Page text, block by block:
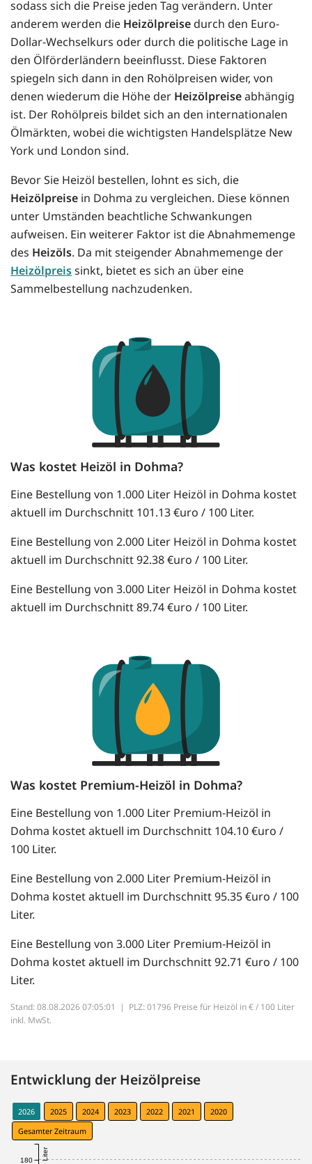
sodass sich die Preise jeden Tag verändern. Unter
anderem werden die Heizölpreise durch den Euro-
Dollar-Wechselkurs oder durch die politische Lage in
den Ölförderländern beeinflusst. Diese Faktoren
spiegeln sich dann in den Rohölpreisen wider, von
denen wiederum die Höhe der Heizölpreiseabhängig
ist. Der Rohölpreis bildet sich an den internationalen
Ölmärkten, wobei die wichtigsten Handelsplätze New
York und London sind.
Bevor Sie Heizöl bestellen, lohnt es sich, die
Heizölpreise in Dohma zu vergleichen. Diese können
unter Umständen beachtliche Schwankungen
aufweisen. Ein weiterer Faktor ist die Abnahmemenge
des Heizöls. Da mit steigender Abnahmemenge der
Heizölpreissinkt, bietet es sich an über eine
Sammelbestellung nachzudenken.
Was kostet Heizöl in Dohma?
Eine Bestellung von 1.000 Liter Heizöl in Dohma kostet
aktuell im Durchschnitt 101.13 €uro / 100 Liter.
Eine Bestellung von 2.000 Liter Heizöl in Dohma kostet
aktuell im Durchschnitt 92.38 €uro / 100 Liter.
Eine Bestellung von 3.000 Liter Heizöl in Dohma kostet
aktuell im Durchschnitt 89.74 €uro / 100 Liter.
Was kostet Premium-Heizöl in Dohma?
Eine Bestellung von 1.000 Liter Premium-Heizöl in
Dohma kostet aktuell im Durchschnitt 104.10 €uro /
100 Liter.
Eine Bestellung von 2.000 Liter Premium-Heizöl in
Dohma kostet aktuell im Durchschnitt 95.35 €uro / 100
Liter.
Eine Bestellung von 3.000 Liter Premium-Heizöl in
Dohma kostet aktuell im Durchschnitt 92.71 €uro / 100
Liter.
Stand: 08.08.2026 07:05:01 | PLZ: 01796 Preise für Heizöl in € / 100 Liter
inkl. MwSt.
Entwicklung der Heizölpreise
2026 2025 2024 2023 2022 2021
2020
Gesamter Zeitraum
180